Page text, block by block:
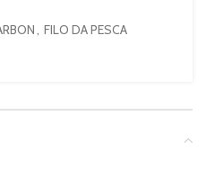
FILO DA PESCA